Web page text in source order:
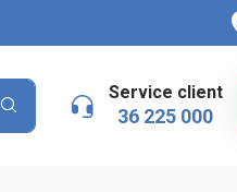
Service client
36 225 000